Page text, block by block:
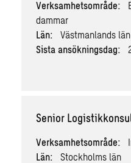
Verksamhetsområde:
dammar
Län:
Västmanlands län
Sista ansökningsdag:
Senior
Verksamhetsområde:
Län:
Stockholms län